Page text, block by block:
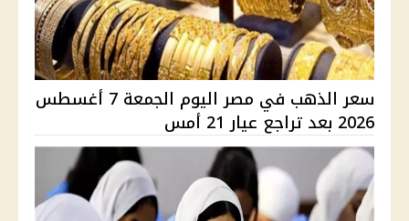
سعر الذهب في مصر اليوم الجمعة 7 أغسطس
2026 بعد تراجع عيار 21 أمس